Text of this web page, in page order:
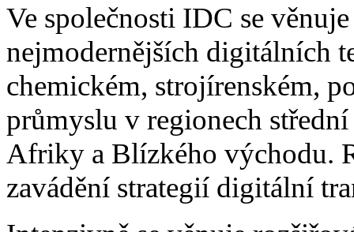
Ve společnosti IDC se
nejmodernějších digitálních
chemickém, strojírenském,
průmyslu v regionech
Afriky a Blízkého východu.
zavádění strategií digitální